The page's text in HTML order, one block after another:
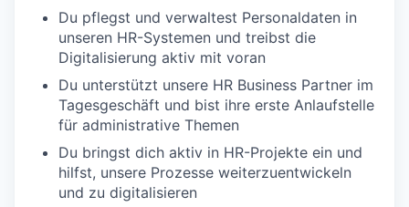
Du pflegst und verwaltest Personaldaten in
unseren HR-Systemen und treibst die
Digitalisierung aktiv mit voran
Du unterstützt unsere HR Business Partner im
Tagesgeschäft und bist ihre erste Anlaufstelle
für administrative Themen
Du bringst dich aktiv in HR-Projekte ein und
hilfst, unsere Prozesse weiterzuentwickeln
und zu digitalisieren